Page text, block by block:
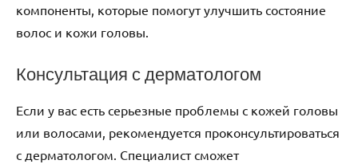
компоненты, которые помогут улучшить состояние
волос и кожи головы.
Консультация с дерматологом
Если у вас есть серьезные проблемы с кожей головы
или волосами, рекомендуется проконсультироваться
с дерматологом. Специалист сможет